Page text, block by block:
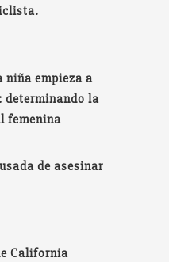
niña empieza a
determinando la
femenina
de asesinar
California